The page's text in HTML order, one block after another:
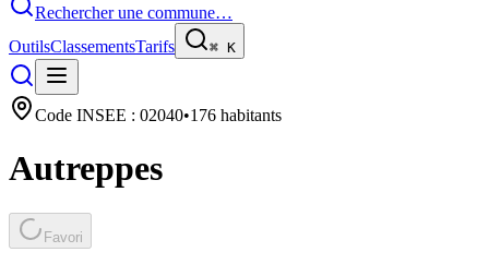
Rechercher une commune…
OutilsClassementsTarifs ⌘ K
Code INSEE : 02040•176 habitants
Autreppes
Favori